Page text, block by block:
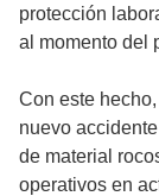
protección
al momento del
Con este
nuevo
de material
operativos en